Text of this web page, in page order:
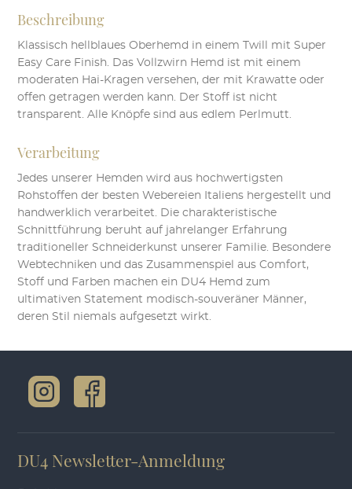
Die
Optionen
können
auf
der
Produktseite
werden
Beschreibung
Klassisch hellblaues Oberhemd in einem Twill mit Super
Easy Care Finish. Das Vollzwirn Hemd ist mit einem
moderaten Hai-Kragen versehen, der mit Krawatte oder
offen getragen werden kann. Der Stoff ist nicht
transparent. Alle Knöpfe sind aus edlem Perlmutt.
Verarbeitung
Jedes unserer Hemden wird aus hochwertigsten
Rohstoffen der besten Webereien Italiens hergestellt und
handwerklich verarbeitet. Die charakteristische
Schnittführung beruht auf jahrelanger Erfahrung
traditioneller Schneiderkunst unserer Familie. Besondere
Webtechniken und das Zusammenspiel aus Comfort,
Stoff und Farben machen ein DU4 Hemd zum
ultimativen Statement modisch-souveräner Männer,
deren Stil niemals aufgesetzt wirkt.
DU4 Newsletter-Anmeldung